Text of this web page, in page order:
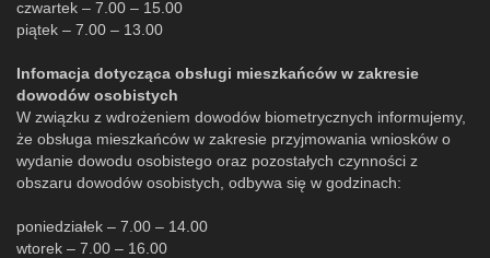
czwartek – 7.00 – 15.00
piątek – 7.00 – 13.00
Infomacja dotycząca obsługi mieszkańców w zakresie
dowodów osobistych
W związku z wdrożeniem dowodów biometrycznych informujemy,
że obsługa mieszkańców w zakresie przyjmowania wniosków o
wydanie dowodu osobistego oraz pozostałych czynności z
obszaru dowodów osobistych, odbywa się w godzinach:
poniedziałek – 7.00 – 14.00
wtorek – 7.00 – 16.00